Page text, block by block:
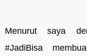
Menurut saya
#JadiBisa